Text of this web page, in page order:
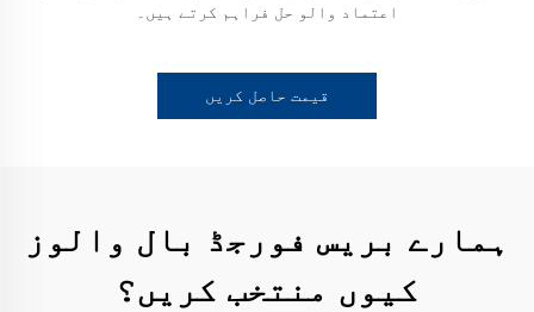
اعتماد والو حل فراہم کرتے ہیں۔
قیمت حاصل کریں
ہمارے بریس فورجڈ بال والوز
کیوں منتخب کریں؟